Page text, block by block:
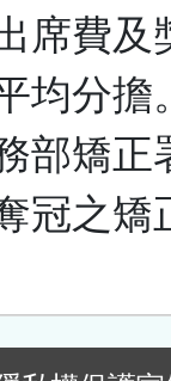
席費及
均分擔
部矯正
冠之矯